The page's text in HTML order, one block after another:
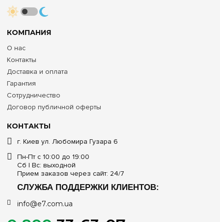
КОНТАКТЫ
г. Киев ул. Любомира Гузара 6
Пн-Пт с 10:00 до 19:00
Сб | Вс: выходной
Прием заказов через сайт: 24/7
СЛУЖБА ПОДДЕРЖКИ КЛИЕНТОВ:
info@e7.com.ua
КОМПАНИЯ
О нас
Контакты
Доставка и оплата
Гарантия
Сотрудничество
Договор публичной оферты